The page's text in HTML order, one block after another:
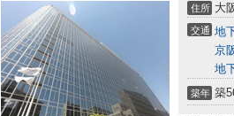
住所 大
交通 地
京
地
築年 築